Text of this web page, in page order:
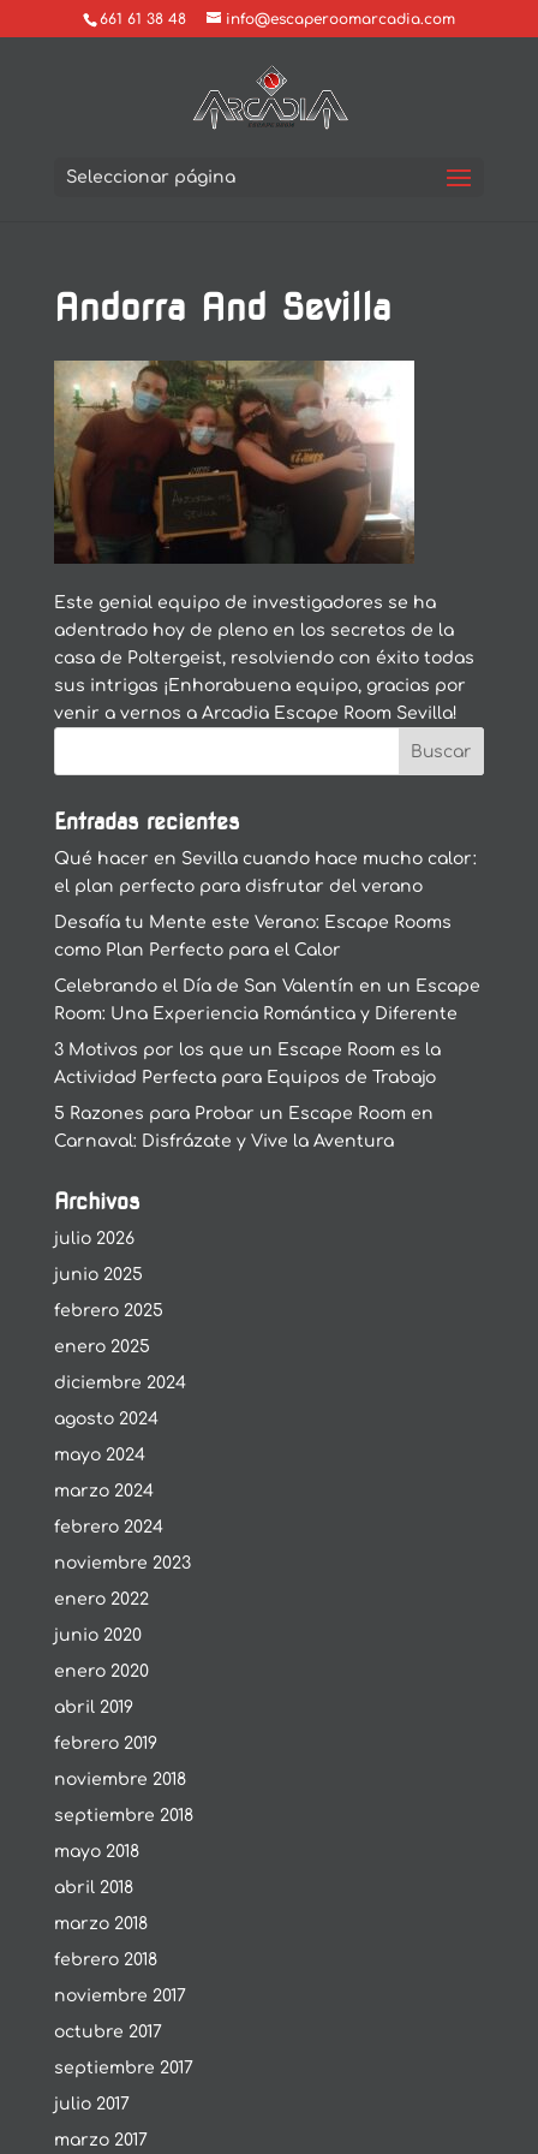
661 61 38 48 info@escaperoomarcadia.com
Seleccionar página
Andorra And Sevilla
Este genial equipo de investigadores se ha
adentrado hoy de pleno en los secretos de la
casa de Poltergeist, resolviendo con éxito todas
sus intrigas ¡Enhorabuena equipo, gracias por
venir a vernos a Arcadia Escape Room Sevilla!
Entradas recientes
Qué hacer en Sevilla cuando hace mucho calor:
el plan perfecto para disfrutar del verano
Desafía tu Mente este Verano: Escape Rooms
como Plan Perfecto para el Calor
Celebrando el Día de San Valentín en un Escape
Room: Una Experiencia Romántica y Diferente
3 Motivos por los que un Escape Room es la
Actividad Perfecta para Equipos de Trabajo
5 Razones para Probar un Escape Room en
Carnaval: Disfrázate y Vive la Aventura
Archivos
julio 2026
junio 2025
febrero 2025
enero 2025
diciembre 2024
agosto 2024
mayo 2024
marzo 2024
febrero 2024
noviembre 2023
enero 2022
junio 2020
enero 2020
abril 2019
febrero 2019
noviembre 2018
septiembre 2018
mayo 2018
abril 2018
marzo 2018
febrero 2018
noviembre 2017
octubre 2017
septiembre 2017
julio 2017
marzo 2017